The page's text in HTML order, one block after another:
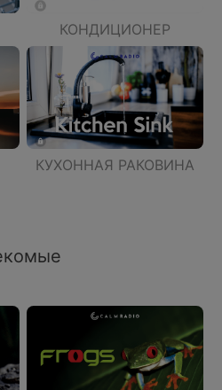
КОНДИЦИОНЕР
КУХОННАЯ РАКОВИНА